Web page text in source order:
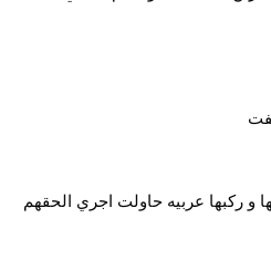
و ركبها عربيه حاولت اجري الحقهم